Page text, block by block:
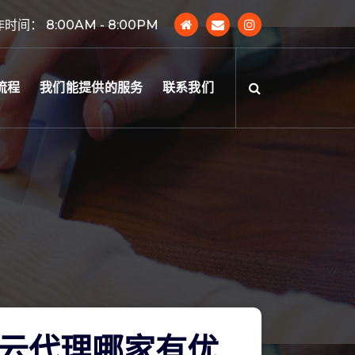
时间： 8:00AM - 8:00PM
程 我们能提供的服务 联系我们